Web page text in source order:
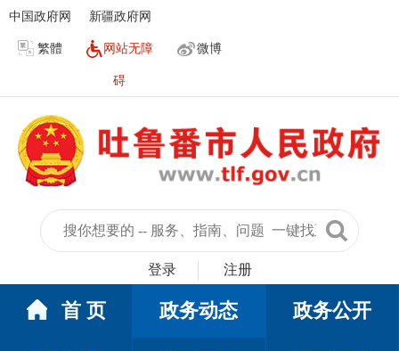
中国政府网 新疆政府网
繁體 网站无障
碍
微博
登录 注册
首 页 政务动态 政务公开